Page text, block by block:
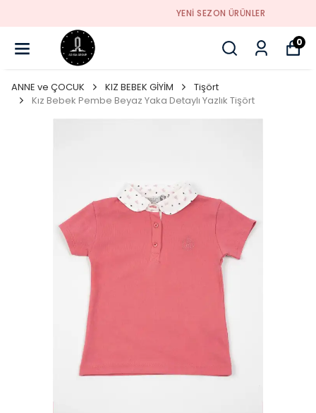
YENI SEZON ÜRÜNLER
0
ANNE ve ÇOCUK KIZ BEBEK GİYİM
Tişört
Kız Bebek Pembe Beyaz Yaka Detaylı Yazlık Tişört